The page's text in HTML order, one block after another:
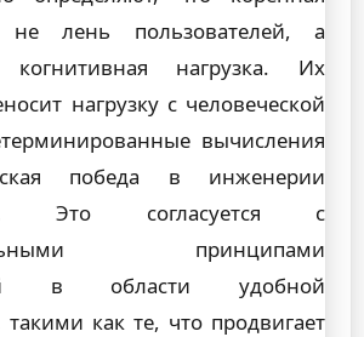
лень пользователей, а
когнитивная нагрузка. Их
нагрузку с человеческой
вычисления
победа в инженерии
Это согласуется с
принципами
в области удобной
такими как те, что продвигает